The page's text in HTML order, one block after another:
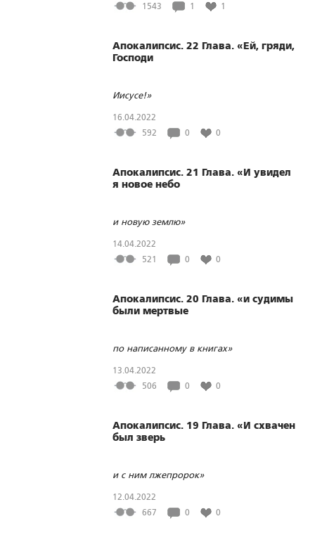
1543
1 1
Апокалипсис. 22 Глава. «Ей, гряди,
Господи
Иисусе!»
16.04.2022
592
0 0
Апокалипсис. 21 Глава. «И увидел
я новое небо
и новую землю»
14.04.2022
521
0 0
Апокалипсис. 20 Глава. «и судимы
были мертвые
по написанному в книгах»
13.04.2022
506
0 0
Апокалипсис. 19 Глава. «И схвачен
был зверь
и с ним лжепророк»
12.04.2022
667
0 0